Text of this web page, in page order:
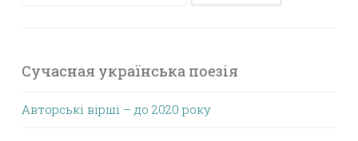
Сучасная українська поезія
Авторські вірші – до 2020 року